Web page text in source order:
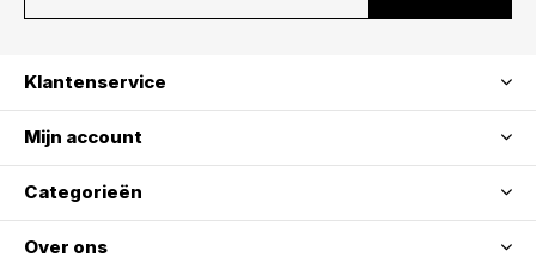
Klantenservice
Mijn account
Categorieën
Over ons